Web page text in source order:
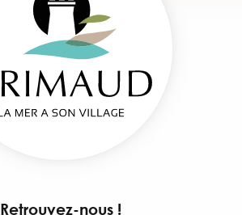
Retrouvez-nous !